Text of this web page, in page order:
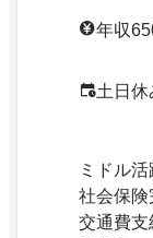
年収
土日休
ミドル活
社会保険
交通費支